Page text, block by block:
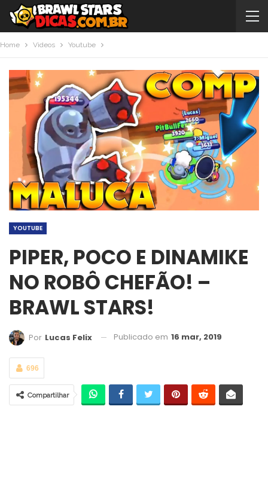
Home Videos Youtube
YOUTUBE
PIPER, POCO E DINAMIKE
NO ROBÔ CHEFÃO! –
BRAWL STARS!
Por Lucas Felix Publicado em 16 mar, 2019
696
Compartilhar